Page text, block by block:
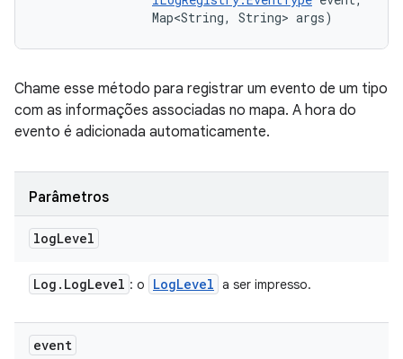
                Map<String, String> args)
Chame esse método para registrar um evento de um tipo
com as informações associadas no mapa. A hora do
evento é adicionada automaticamente.
Parâmetros
logLevel
Log . LogLevel : o LogLevel a ser impresso.
event